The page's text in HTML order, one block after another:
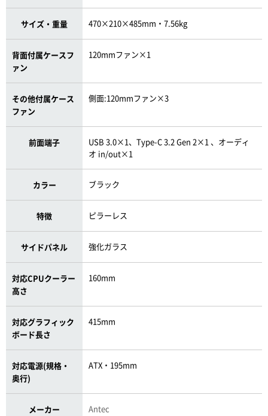
サイズ・重量 470×210×485mm・7.56kg
背面付属ケースフ
ァン
120mmファン×1
その他付属ケース
ファン
側面:120mmファン×3
前面端子
USB 3.0×1、Type-C 3.2 Gen 2×1 、オーディ
オ in/out×1
カラー ブラック
特徴 ピラーレス
サイドパネル 強化ガラス
対応CPUクーラー
高さ
160mm
対応グラフィック
ボード長さ
415mm
対応電源(規格・
奥行)
ATX・195mm
メーカー Antec